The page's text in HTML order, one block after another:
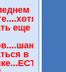
еще
в